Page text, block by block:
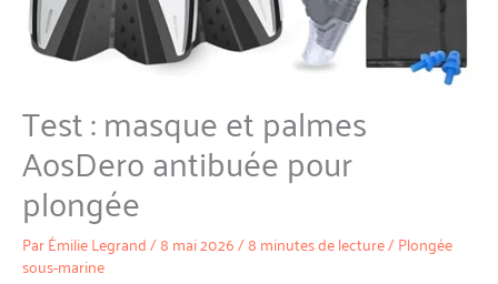
Test : masque et palmes
AosDero antibuée pour
plongée
ParÉmilie Legrand/8 mai 2026/8 minutes de lecture/Plongée
sous-marine